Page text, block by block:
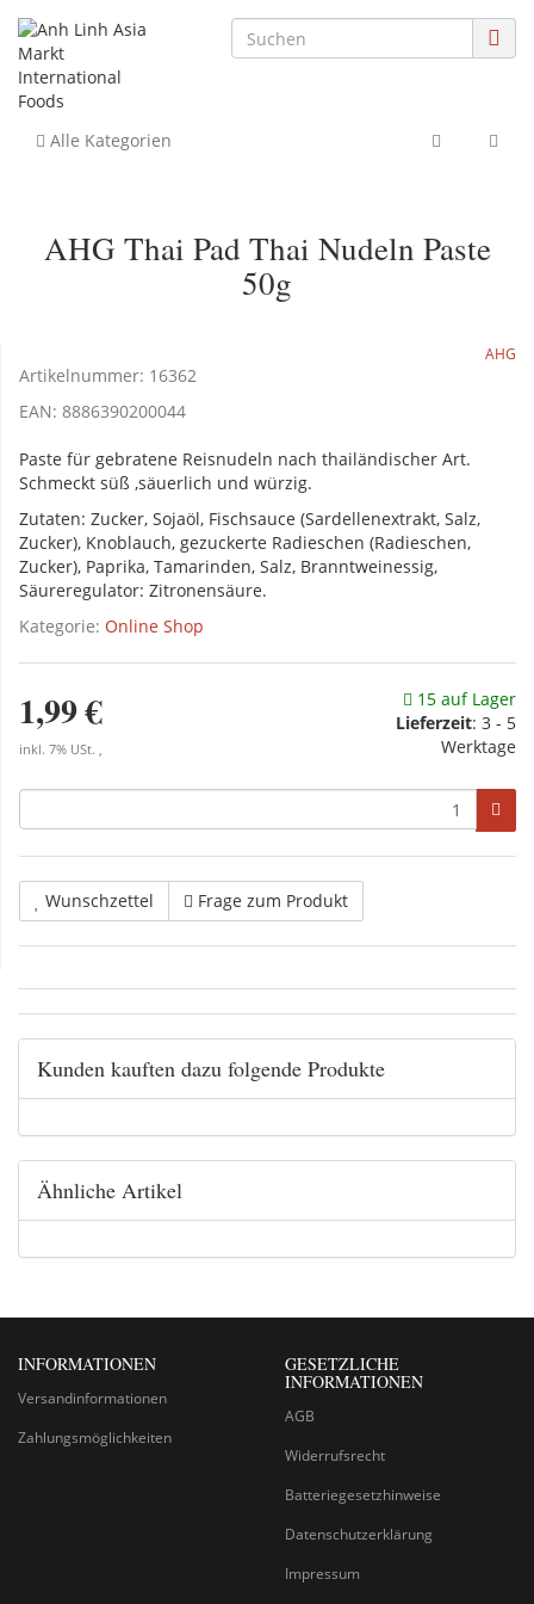
Alle Kategorien
AHG Thai Pad Thai Nudeln Paste
50g
AHG
Artikelnummer: 16362
EAN: 8886390200044
Paste für gebratene Reisnudeln nach thailändischer Art.
Schmeckt süß ,säuerlich und würzig.
Zutaten: Zucker, Sojaöl, Fischsauce (Sardellenextrakt, Salz,
Zucker), Knoblauch, gezuckerte Radieschen (Radieschen,
Zucker), Paprika, Tamarinden, Salz, Branntweinessig,
Säureregulator: Zitronensäure.
Kategorie: Online Shop
1,99 €
inkl. 7% USt. ,
15 auf Lager
Lieferzeit: 3 - 5
Werktage
Wunschzettel Frage zum Produkt
Kunden kauften dazu folgende Produkte
Ähnliche Artikel
INFORMATIONEN
Versandinformationen
Zahlungsmöglichkeiten
GESETZLICHE
INFORMATIONEN
AGB
Widerrufsrecht
Batteriegesetzhinweise
Datenschutzerklärung
Impressum